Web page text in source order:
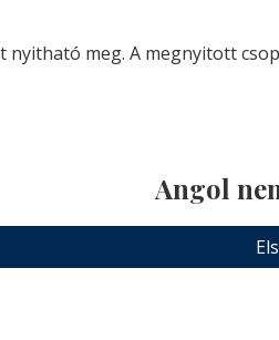
meg. A megnyitott
Angol